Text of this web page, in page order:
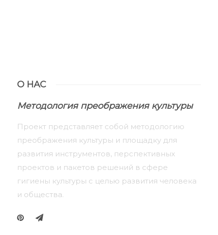
О НАС
Методология преображения культуры
Проект представляет собой методологию
преображения культуры и площадку для
развития инструментов, перспективных
проектов и пакетов решений в сфере
гигиены культуры с целью развития человека
и общества.